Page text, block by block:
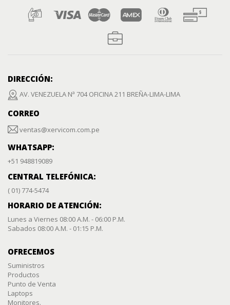
DIRECCIÓN:
AV. VENEZUELA Nª 704 OFICINA 211 BREÑA-LIMA-LIMA
CORREO
ventas@xervicom.com.pe
WHATSAPP:
+51 948819089
CENTRAL TELEFÓNICA:
( 01) 774-5474
HORARIO DE ATENCIÓN:
Lunes a Viernes 08:00 A.M. - 06:00 P.M.
Sabados 08:00 A.M. - 01:15 P.M.
OFRECEMOS
Suministros
Productos
Punto de Venta
Laptops
Monitores.